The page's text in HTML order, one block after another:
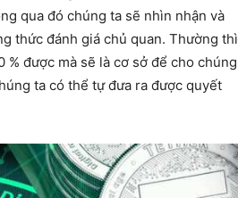
qua đó chúng ta sẽ nhìn nhận và
thức đánh giá chủ quan. Thường thì
được mà sẽ là cơ sở để cho chúng
ta có thể tự đưa ra được quyết